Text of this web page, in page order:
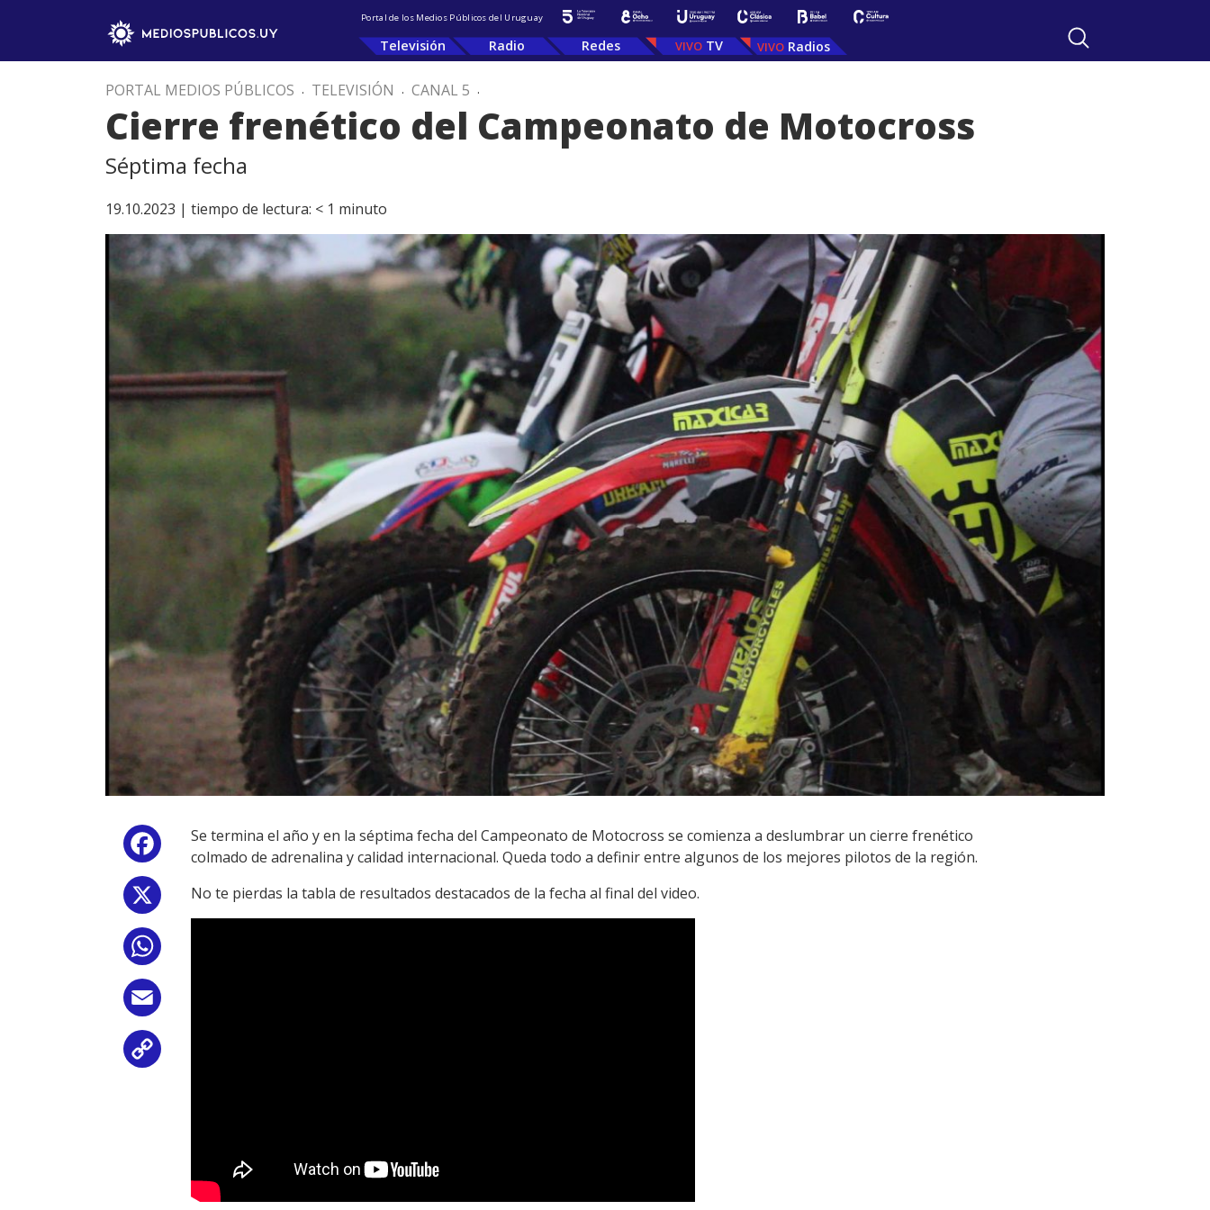
Portal de los Medios Públicos del Uruguay
Televisión Radio Redes TV Radios
PORTAL MEDIOS PÚBLICOS . TELEVISIÓN . CANAL 5 .
Cierre frenético del Campeonato de Motocross
Séptima fecha
19.10.2023 | tiempo de lectura: < 1 minuto
Facebook
Se termina el año y en la séptima fecha del Campeonato de Motocross se comienza a deslumbrar un cierre frenético
colmado de adrenalina y calidad internacional. Queda todo a definir entre algunos de los mejores pilotos de la región.
No te pierdas la tabla de resultados destacados de la fecha al final del video.